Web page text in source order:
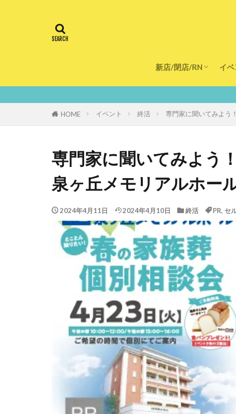
新店/閉店/RN イベ
鮮度100
HOME イベント 終活 専門家に聞いてみよう
専門家に聞いてみよう
泉ヶ丘メモリアルホー
2024年4月11日 2024年4月10日 終活 PR, セ